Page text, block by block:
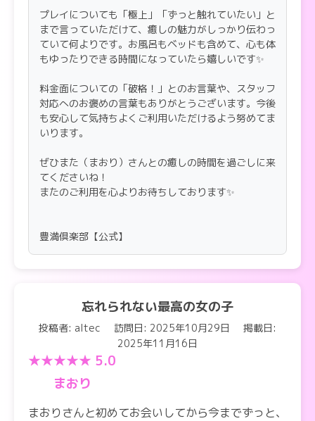
プレイについても「極上」「ずっと触れていたい」と
まで言っていただけて、癒しの魅力がしっかり伝わっ
ていて何よりです。お風呂もベッドも含めて、心も体
もゆったりできる時間になっていたら嬉しいです✨
料金面についての「破格！」とのお言葉や、スタッフ
対応へのお褒めの言葉もありがとうございます。今後
も安心して気持ちよくご利用いただけるよう努めてま
いります。
ぜひまた（まおり）さんとの癒しの時間を過ごしに来
てくださいね！
またのご利用を心よりお待ちしております✨
豊満倶楽部【公式】
忘れられない最高の女の子
投稿者: altec 訪問日: 2025年10月29日
掲載日:
2025年11月16日
★★★★★ 5.0
まおり
まおりさんと初めてお会いしてから今までずっと、